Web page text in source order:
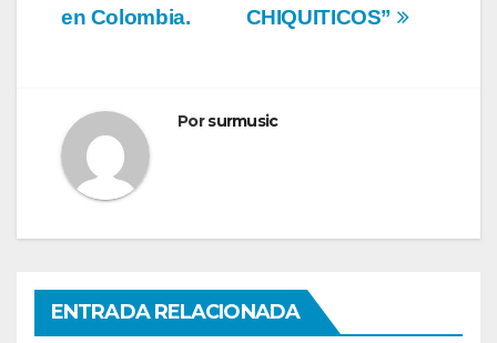
CHIQUITICOS”
en Colombia.
Porsurmusic
ENTRADA RELACIONADA